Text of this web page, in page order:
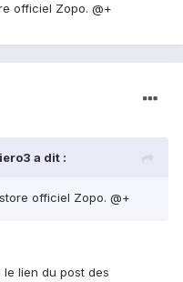
officiel Zopo. @+
a dit :
officiel Zopo. @+
lien du post des